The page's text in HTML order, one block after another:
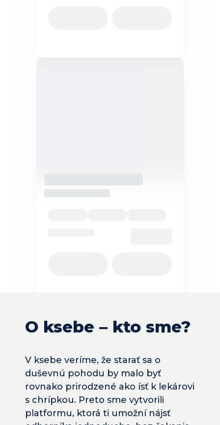
O ksebe – kto sme?
V ksebe veríme, že starať sa o
duševnú pohodu by malo byť
rovnako prirodzené ako ísť k lekárovi
s chrípkou. Preto sme vytvorili
platformu, ktorá ti umožní nájsť